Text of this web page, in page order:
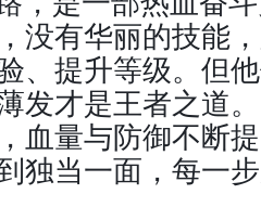
没有华丽的技能
、提升等级。但
发才是王者之道
血量与防御不断
独当一面，每一